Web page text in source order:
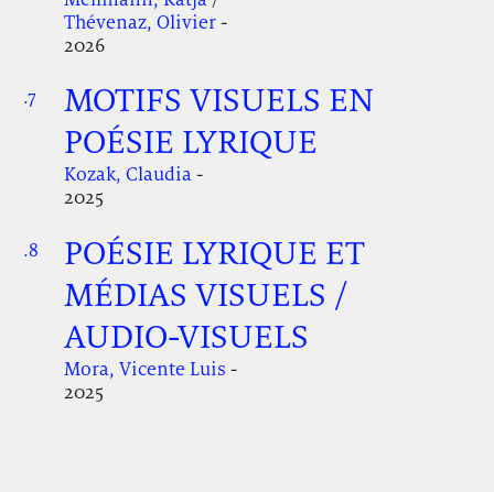
Thévenaz, Olivier-
2026
.7.
MOTIFS VISUELS EN
POÉSIE LYRIQUE
Kozak, Claudia-
2025
.8
POÉSIE LYRIQUE ET
MÉDIAS VISUELS /
AUDIO-VISUELS
Mora, Vicente Luis -
2025